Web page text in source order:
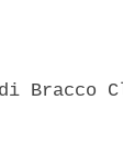
Bracco